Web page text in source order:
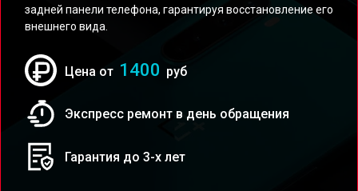
задней панели телефона, гарантируя восстановление его
внешнего вида.
Цена от 1400 руб
Экспресс ремонт в день обращения
Гарантия до 3-х лет